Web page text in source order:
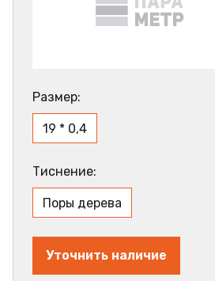
Размер:
19 * 0,4
Тиснение:
Поры дерева
Уточнить наличие